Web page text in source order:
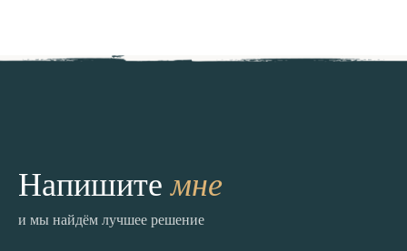
Напишитемне
и мы найдём лучшее решение